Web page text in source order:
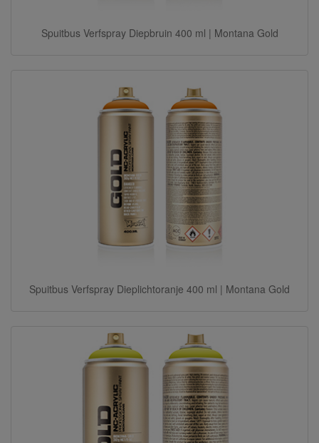
Spuitbus Verfspray Diepbruin 400 ml | Montana Gold
Spuitbus Verfspray Dieplichtoranje 400 ml | Montana Gold